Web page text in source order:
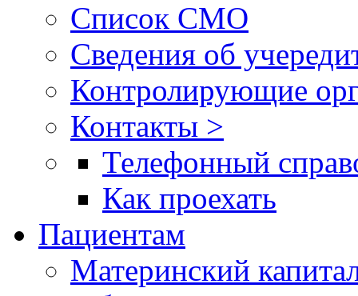
Список СМО
Сведения об
Контролирующие
Контакты >
Телефонный
Как проехать
Пациентам
Материнский